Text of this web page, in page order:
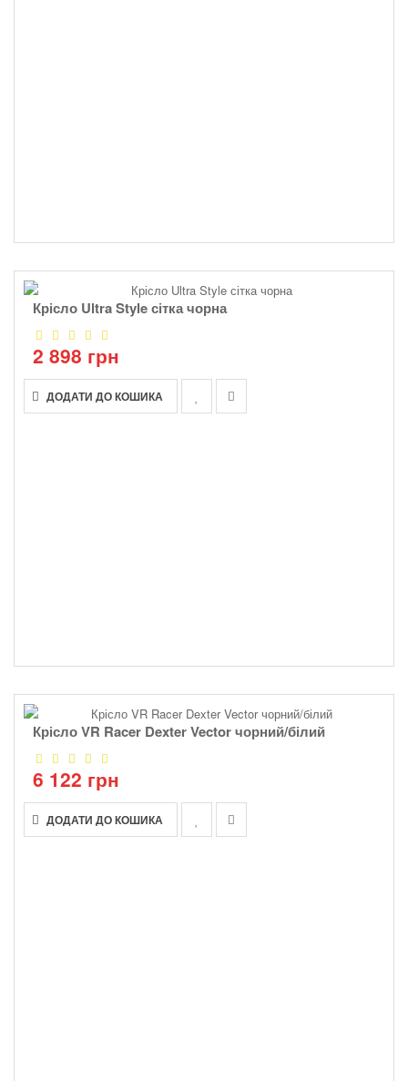
Крісло Ultra Style сітка чорна
2 898 грн
ДОДАТИ ДО КОШИКА
Крісло VR Racer Dexter Vector чорний/білий
6 122 грн
ДОДАТИ ДО КОШИКА